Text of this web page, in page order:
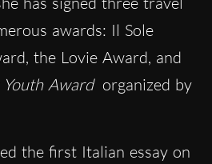
awards: Il Sole
the Lovie Award, and
Award organized by
the first Italian essay on